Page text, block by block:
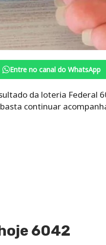
Entre no canal do WhatsApp
da loteria Federal
continuar
6042